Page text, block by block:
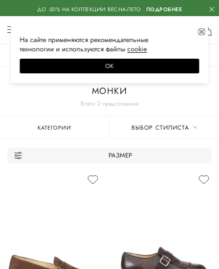
ДО -50% НА КОЛЛЕКЦИИ ВЕСНА-ЛЕТО ПОДРОБНЕЕ
Всего 2 предложения
МОНКИ
КАТЕГОРИИ ВЫБОР СТИЛИСТА
РАЗМЕР
На сайте применяются рекомендательные
технологии и используются файлысооkiе
ОК